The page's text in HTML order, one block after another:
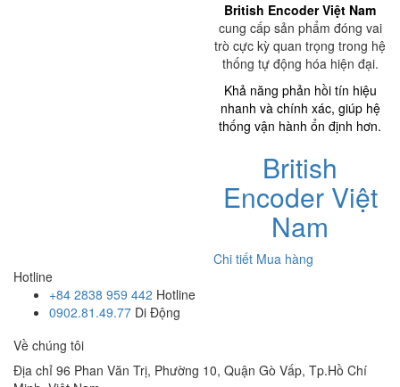
British Encoder Việt Nam
cung cấp sản phẩm đóng vai
trò cực kỳ quan trọng trong hệ
thống tự động hóa hiện đại.
Khả năng phản hồi tín hiệu
nhanh và chính xác, giúp hệ
thống vận hành ổn định hơn.
British
Encoder Việt
Nam
Chi tiết Mua hàng
Hotline
+84 2838 959 442 Hotline
0902.81.49.77 Di Động
Về chúng tôi
Địa chỉ 96 Phan Văn Trị, Phường 10, Quận Gò Vấp, Tp.Hồ Chí